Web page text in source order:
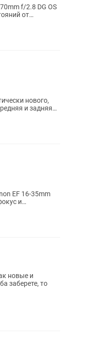
f/2.8 DG OS
от
нового,
и задняя
EF 16-35mm
и
новые и
заберете, то